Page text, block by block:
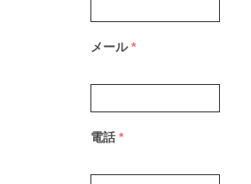
メール *
電話 *